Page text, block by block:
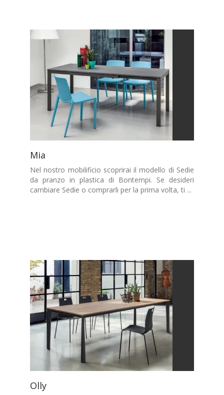
Mia
Nel nostro mobilificio scoprirai il modello di Sedie
da pranzo in plastica di Bontempi. Se desideri
cambiare Sedie o comprarli per la prima volta, ti ...
Olly